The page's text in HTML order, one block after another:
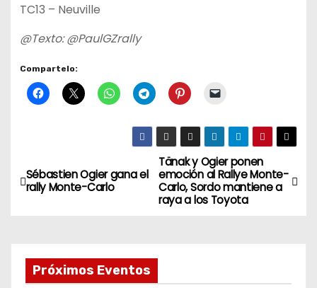
TC13 – Neuville
@Texto: @PaulGZrally
Compartelo:
N
a
e
Tänak y Ogier ponen
emoción al Rallye Monte-
Carlo, Sordo mantiene a
raya a los Toyota
Sébastien Ogier gana el
rally Monte-Carlo
Próximos Eventos